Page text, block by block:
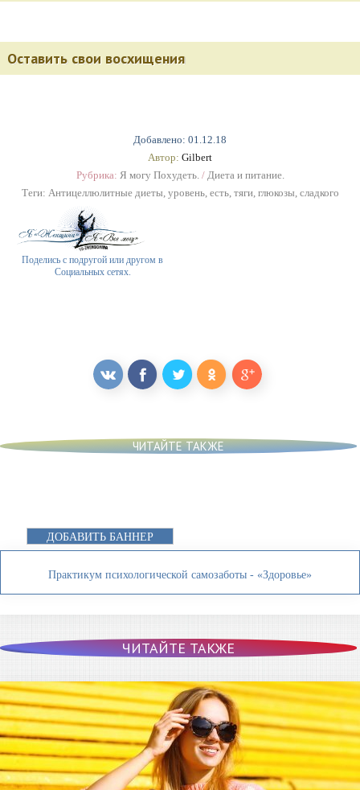
Добавлено: 01.12.18
Автор: Gilbert
Рубрика: Я могу Похудеть./ Диета и питание.
Теги: Антицеллюлитные диеты, уровень, есть, тяги, глюкозы, сладкого
Поделись с подругой или другом в
Социальных сетях.
Оставить свои восхищения
ЧИТАЙТЕ ТАКЖЕ
ДОБАВИТЬ БАННЕР
Практикум психологической самозаботы - «Здоровье»
ЧИТАЙТЕ ТАКЖЕ